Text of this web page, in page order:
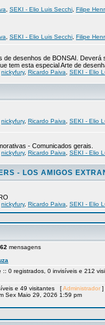
SEKI - Elio Luis Secchi Filipe
SEKI - Elio Luis Secchi Filipe
desenhos de BONSAI. Deverá
tem esta especial Arte de
nickyfury, Ricardo Paiva
SEKI - Elio
nickyfury, Ricardo Paiva
SEKI - Elio
- Comunicados gerais.
nickyfury, Ricardo Paiva
SEKI - Elio
- LOS AMIGOS
nickyfury, Ricardo Paiva SEKI - Elio
mensagens
:: 0 registrados, 0 invisíveis e 212
e 49 visitantes [Administrador
Sex Maio 29, 2026 1:59 pm